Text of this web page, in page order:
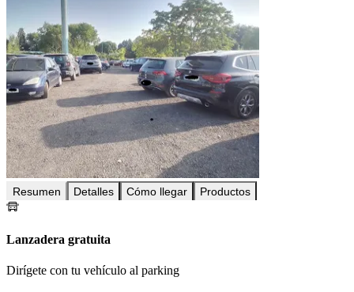
Resumen Detalles Cómo llegar Productos
Lanzadera gratuita
Dirígete con tu vehículo al parking